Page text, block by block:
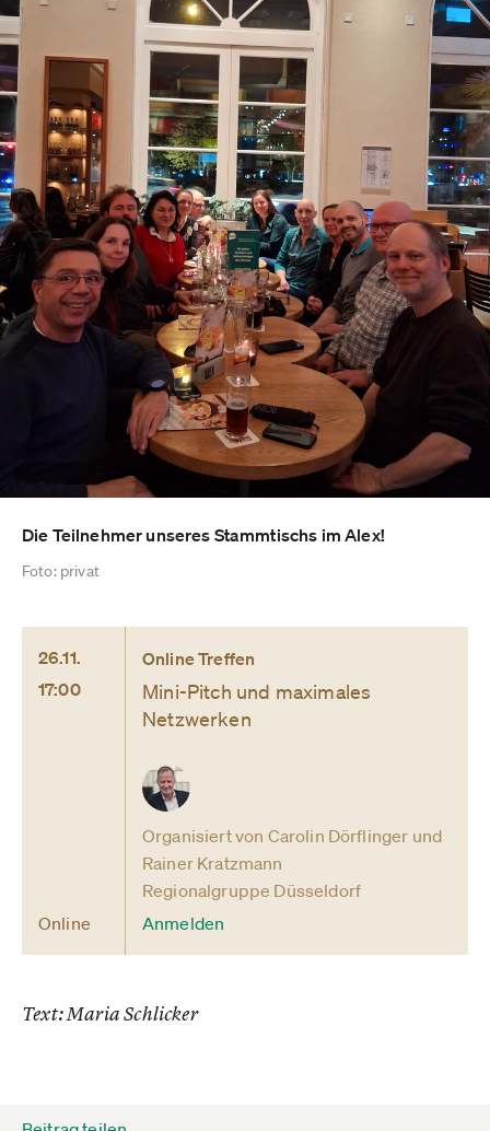
Die Teilnehmer unseres Stammtischs im Alex!
Foto: privat
26.11.
17:00
Online
Online Treffen
Mini-Pitch und maximales
Netzwerken
Organisiert von Carolin Dörflinger und
Rainer Kratzmann
Regionalgruppe Düsseldorf
Anmelden
Text: Maria Schlicker